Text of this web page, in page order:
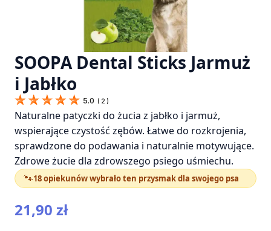
SOOPA Dental Sticks Jarmuż
i Jabłko
5.0 ( 2 )
Naturalne patyczki do żucia z jabłko i jarmuż,
wspierające czystość zębów. Łatwe do rozkrojenia,
sprawdzone do podawania i naturalnie motywujące.
Zdrowe żucie dla zdrowszego psiego uśmiechu.
🐾18 opiekunów wybrało ten przysmak dla swojego psa
21,90 zł